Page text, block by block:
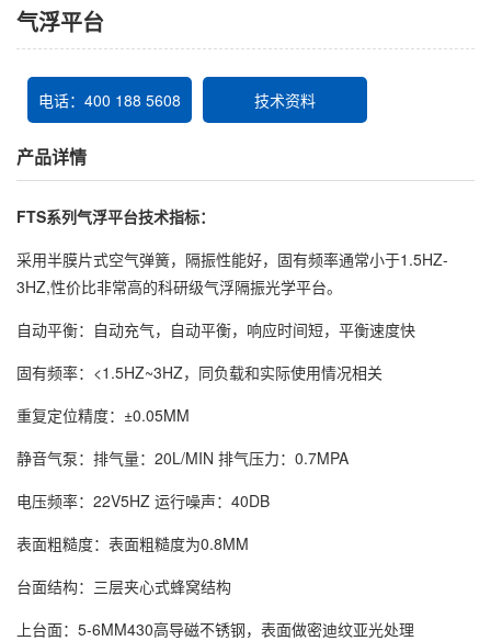
气浮平台
电话：400 188 5608 技术资料
产品详情
FTS系列气浮平台技术指标：
采用半膜片式空气弹簧，隔振性能好，固有频率通常小于1.5HZ-
3HZ,性价比非常高的科研级气浮隔振光学平台。
自动平衡：自动充气，自动平衡，响应时间短，平衡速度快
固有频率：<1.5HZ~3HZ，同负载和实际使用情况相关
重复定位精度：±0.05MM
静音气泵：排气量：20L/MIN 排气压力：0.7MPA
电压频率：22V5HZ 运行噪声：40DB
表面粗糙度：表面粗糙度为0.8MM
台面结构：三层夹心式蜂窝结构
上台面：5-6MM430高导磁不锈钢，表面做密迪纹亚光处理